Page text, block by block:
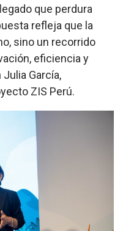
que perdura
refleja que la
sino un recorrido
eficiencia y
García,
ZIS Perú.